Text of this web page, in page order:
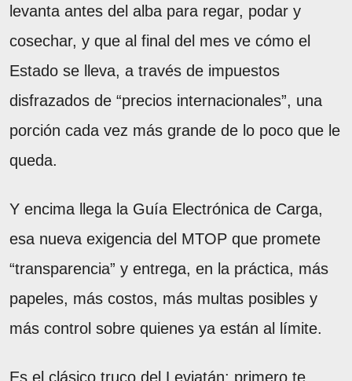
levanta antes del alba para regar, podar y
cosechar, y que al final del mes ve cómo el
Estado se lleva, a través de impuestos
disfrazados de “precios internacionales”, una
porción cada vez más grande de lo poco que le
queda.
Y encima llega la Guía Electrónica de Carga,
esa nueva exigencia del MTOP que promete
“transparencia” y entrega, en la práctica, más
papeles, más costos, más multas posibles y
más control sobre quienes ya están al límite.
Es el clásico truco del Leviatán: primero te